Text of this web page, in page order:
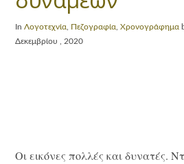
InΛογοτεχνία Πεζογραφία ,Χρονογράφημα
Δεκεμβρίου , 2020
Οι εικόνες πολλές και δυνατές.